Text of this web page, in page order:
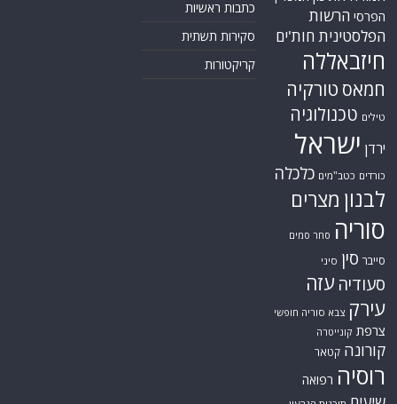
הפרסי הרשות
הפלסטינית חות'ים
חיזבאללה
חמאס טורקיה
טילים טכנולוגיה
ירדן ישראל
כורדים כטב"מים כלכלה
לבנון מצרים
סוריה סחר סמים
סייבר סין סיני
סעודיה עזה
עירק צבא סוריה חופשי
צרפת קונייטרה
קורונה קטאר
רוסיה רפואה
כתבות ראשיות
סקירות תשתית
קריקטורות